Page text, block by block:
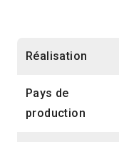
Réalisation
Pays de
production